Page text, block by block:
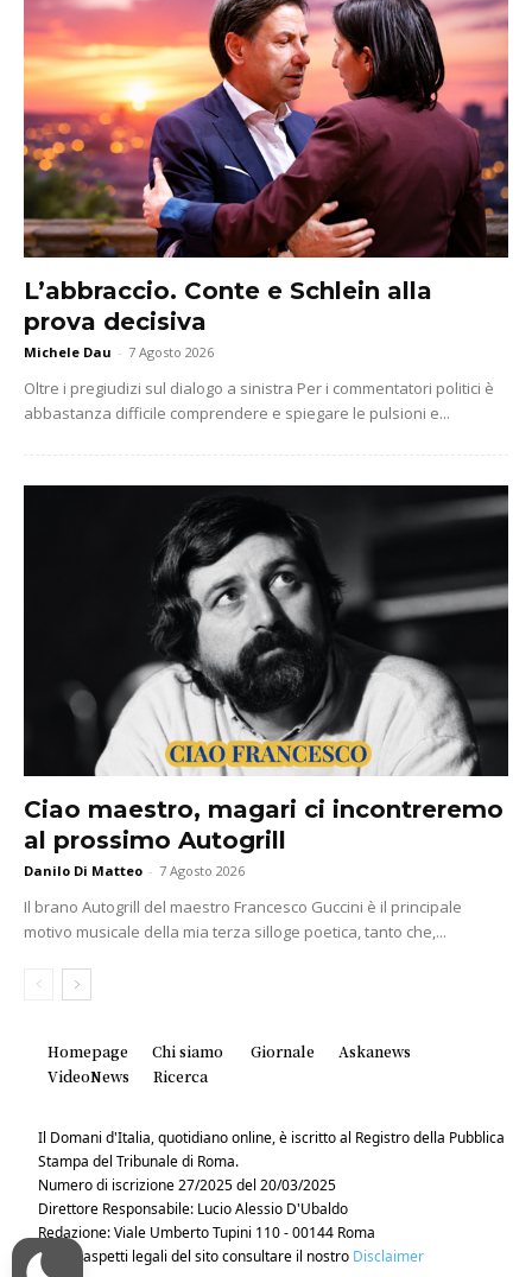
L’abbraccio. Conte e Schlein alla
prova decisiva
Michele Dau - 7 Agosto 2026
Oltre i pregiudizi sul dialogo a sinistra Per i commentatori politici è
abbastanza difficile comprendere e spiegare le pulsioni e...
Ciao maestro, magari ci incontreremo
al prossimo Autogrill
Danilo Di Matteo - 7 Agosto 2026
Il brano Autogrill del maestro Francesco Guccini è il principale
motivo musicale della mia terza silloge poetica, tanto che,...
Homepage Chi siamo Giornale
Askanews
VideoNews
Ricerca
Il Domani d'Italia, quotidiano online, è iscritto al Registro della Pubblica
Stampa del Tribunale di Roma.
Numero di iscrizione 27/2025 del 20/03/2025
Direttore Responsabile: Lucio Alessio D'Ubaldo
Redazione: Viale Umberto Tupini 110 - 00144 Roma
Per gli aspetti legali del sito consultare il nostro Disclaimer